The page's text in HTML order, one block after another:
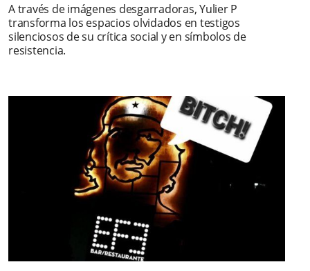
A través de imágenes desgarradoras, Yulier P
transforma los espacios olvidados en testigos
silenciosos de su crítica social y en símbolos de
resistencia.